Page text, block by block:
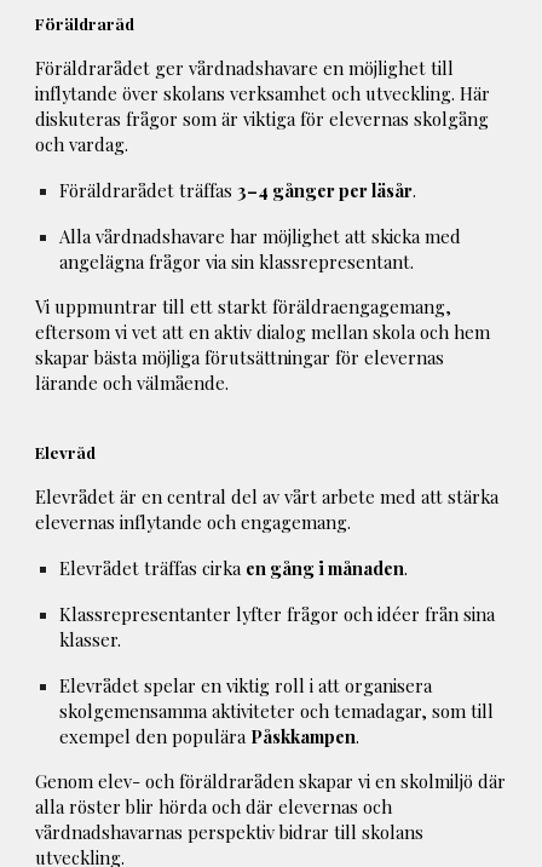
Föräldraråd
Föräldrarådet ger vårdnadshavare en möjlighet till
inflytande över skolans verksamhet och utveckling. Här
diskuteras frågor som är viktiga för elevernas skolgång
och vardag.
Föräldrarådet träffas3–4 gånger per läsår.
Alla vårdnadshavare har möjlighet att skicka med
angelägna frågor via sin klassrepresentant.
Vi uppmuntrar till ett starkt föräldraengagemang,
eftersom vi vet att en aktiv dialog mellan skola och hem
skapar bästa möjliga förutsättningar för elevernas
lärande och välmående.
Elevråd
Elevrådet är en central del av vårt arbete med att stärka
elevernas inflytande och engagemang.
Elevrådet träffas cirka en gång i månaden.
Klassrepresentanter lyfter frågor och idéer från sina
klasser.
Elevrådet spelar en viktig roll i att organisera
skolgemensamma aktiviteter och temadagar, som till
exempel den populära Påskkampen.
Genom elev- och föräldraråden skapar vi en skolmiljö där
alla röster blir hörda och där elevernas och
vårdnadshavarnas perspektiv bidrar till skolans
utveckling.